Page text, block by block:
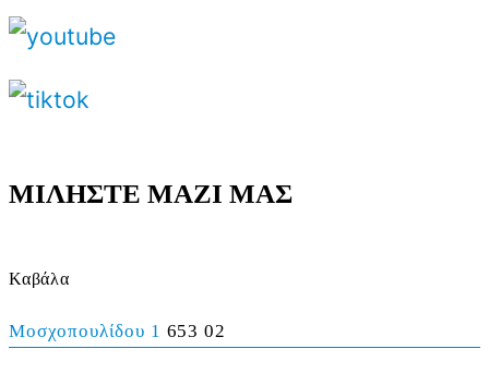
ΜΙΛΗΣΤΕ ΜΑΖΙ ΜΑΣ
Καβάλα
Μοσχοπουλίδου 1 653 02